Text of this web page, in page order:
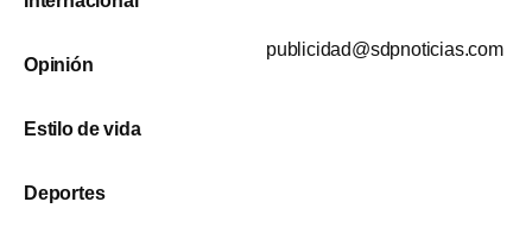
Opinión
Estilo de vida
Deportes
publicidad@sdpnoticias.com